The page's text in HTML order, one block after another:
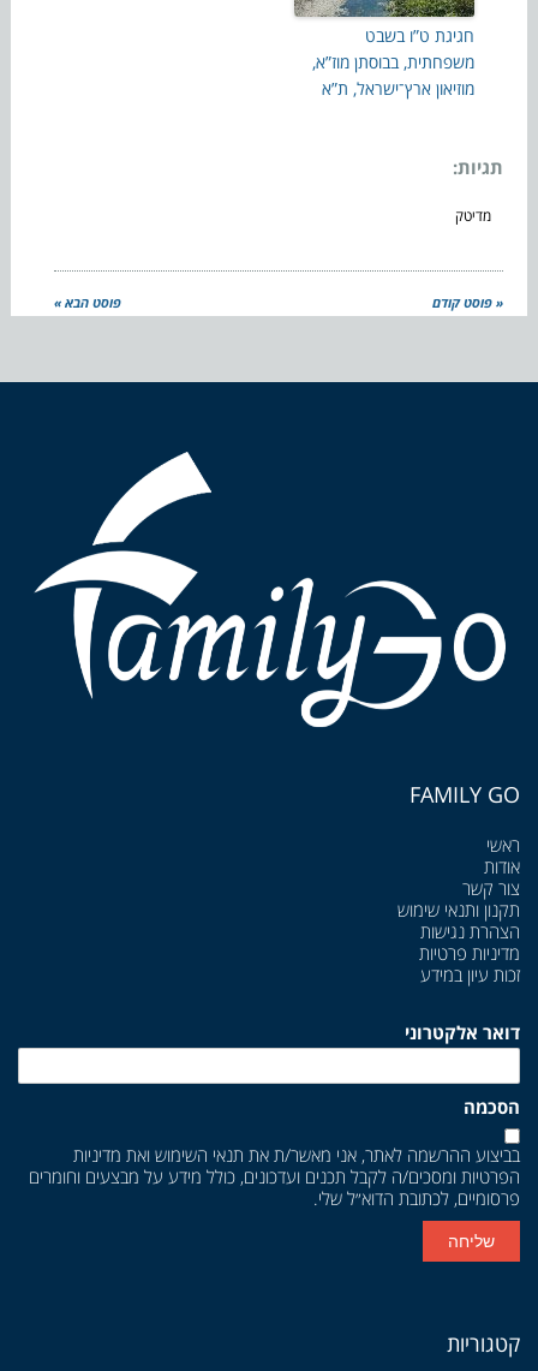
חגיגת ט”ו בשבט
משפחתית, בבוסתן מוז”א,
מוזיאון ארץ־ישראל, ת”א
תגיות:
מדיטק
« פוסט קודם פוסט הבא »
FAMILY GO
ראשי
אודות
צור קשר
תקנון ותנאי שימוש
הצהרת נגישות
מדיניות פרטיות
זכות עיון במידע
דואר אלקטרוני
הסכמה
בביצוע ההרשמה לאתר, אני מאשר/ת את תנאי השימוש ואת מדיניות
הפרטיות ומסכים/ה לקבל תכנים ועדכונים, כולל מידע על מבצעים וחומרים
פרסומיים, לכתובת הדוא״ל שלי.
שליחה
קטגוריות